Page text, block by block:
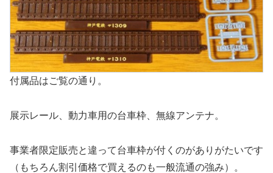
付属品はご覧の通り。
展示レール、動力車用の台車枠、無線アンテナ。
事業者限定販売と違って台車枠が付くのがありがたいです
（もちろん割引価格で買えるのも一般流通の強み）。